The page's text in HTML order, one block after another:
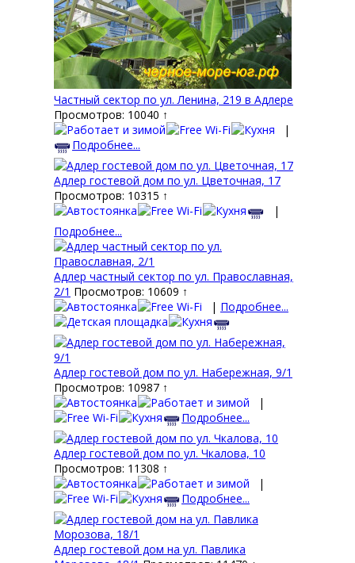
Частный сектор по ул. Ленина, 219 в Адлере
Просмотров: 10040 ↑
|
Подробнее...
Адлер гостевой дом по ул. Цветочная, 17
Просмотров: 10315 ↑
|
Подробнее...
Адлер частный сектор по ул. Православная,
2/1 Просмотров: 10609 ↑
| Подробнее...
Адлер гостевой дом по ул. Набережная, 9/1
Просмотров: 10987 ↑
|
Подробнее...
Адлер гостевой дом по ул. Чкалова, 10
Просмотров: 11308 ↑
|
Подробнее...
Адлер гостевой дом на ул. Павлика